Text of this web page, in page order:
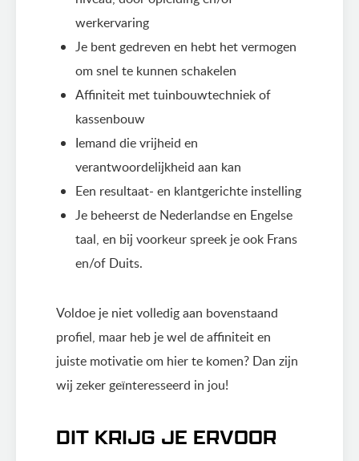
werkervaring
Je bent gedreven en hebt het vermogen
om snel te kunnen schakelen
Affiniteit met tuinbouwtechniek of
kassenbouw
Iemand die vrijheid en
verantwoordelijkheid aan kan
Een resultaat- en klantgerichte instelling
Je beheerst de Nederlandse en Engelse
taal, en bij voorkeur spreek je ook Frans
en/of Duits.
Voldoe je niet volledig aan bovenstaand
profiel, maar heb je wel de affiniteit en
juiste motivatie om hier te komen? Dan zijn
wij zeker geïnteresseerd in jou!
DIT KRIJG JE ERVOOR